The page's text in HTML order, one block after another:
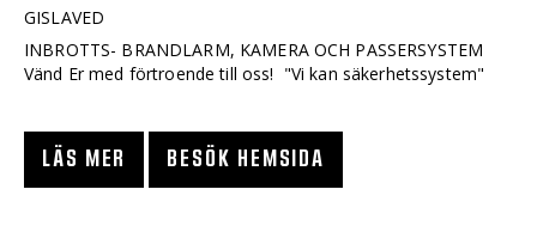
GISLAVED
INBROTTS- BRANDLARM, KAMERA OCH PASSERSYSTEM
Vänd Er med förtroende till oss! "Vi kan säkerhetssystem"
LÄS MER BESÖK HEMSIDA